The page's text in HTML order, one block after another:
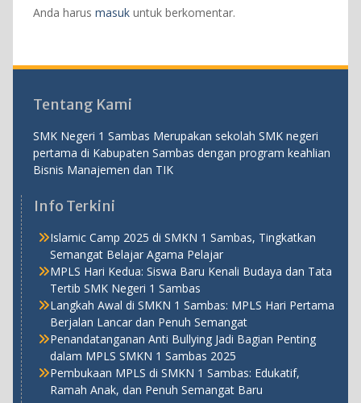
Anda harus masukuntuk berkomentar.
Tentang Kami
SMK Negeri 1 Sambas Merupakan sekolah SMK negeri
pertama di Kabupaten Sambas dengan program keahlian
Bisnis Manajemen dan TIK
Info Terkini
Islamic Camp 2025 di SMKN 1 Sambas, Tingkatkan
Semangat Belajar Agama Pelajar
MPLS Hari Kedua: Siswa Baru Kenali Budaya dan Tata
Tertib SMK Negeri 1 Sambas
Langkah Awal di SMKN 1 Sambas: MPLS Hari Pertama
Berjalan Lancar dan Penuh Semangat
Penandatanganan Anti Bullying Jadi Bagian Penting
dalam MPLS SMKN 1 Sambas 2025
Pembukaan MPLS di SMKN 1 Sambas: Edukatif,
Ramah Anak, dan Penuh Semangat Baru